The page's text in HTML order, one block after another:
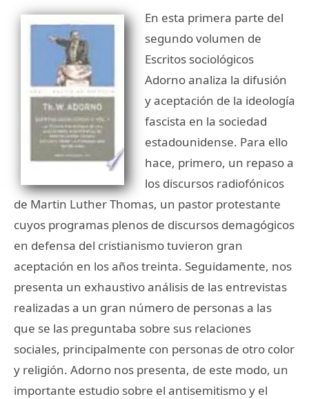
En esta primera parte del
segundo volumen de
Escritos sociológicos
Adorno analiza la difusión
y aceptación de la ideología
fascista en la sociedad
estadounidense. Para ello
hace, primero, un repaso a
los discursos radiofónicos
de Martin Luther Thomas, un pastor protestante
cuyos programas plenos de discursos demagógicos
en defensa del cristianismo tuvieron gran
aceptación en los años treinta. Seguidamente, nos
presenta un exhaustivo análisis de las entrevistas
realizadas a un gran número de personas a las
que se las preguntaba sobre sus relaciones
sociales, principalmente con personas de otro color
y religión. Adorno nos presenta, de este modo, un
importante estudio sobre el antisemitismo y el